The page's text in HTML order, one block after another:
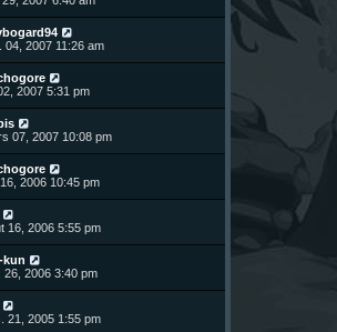
04, 2007 11:26 am
2007 5:31 pm
07, 2007 10:08 pm
2006 10:45 pm
16, 2006 5:55 pm
kun
26, 2006 3:40 pm
21, 2005 1:55 pm